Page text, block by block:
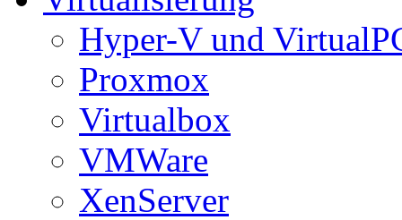
Hyper-V und
Proxmox
Virtualbox
VMWare
XenServer